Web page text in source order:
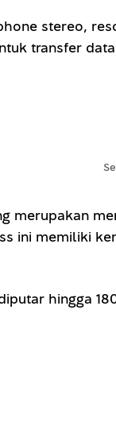
stereo,
transfer
merupakan
ini memiliki
hingga